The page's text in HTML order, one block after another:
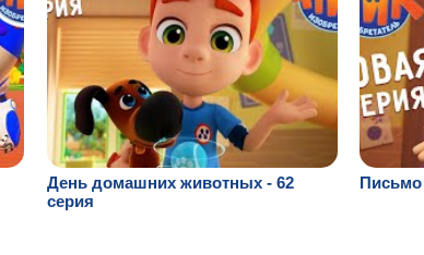
День домашних животных - 62
серия
Письмо